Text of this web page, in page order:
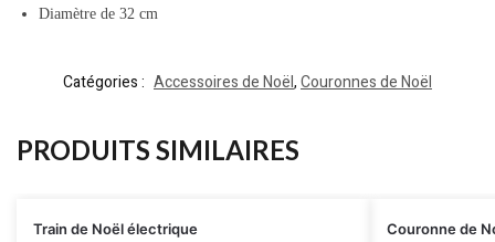
Diamètre de 32 cm
Catégories : Accessoires de Noël,Couronnes de Noël
PRODUITS SIMILAIRES
Train de Noël électrique Couronne de